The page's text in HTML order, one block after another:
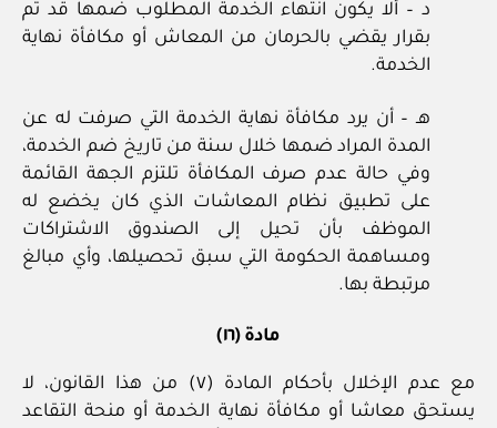
د – ألا يكون انتهاء الخدمة المطلوب ضمها قد تم
بقرار يقضي بالحرمان من المعاش أو مكافأة نهاية
الخدمة.
هـ – أن يرد مكافأة نهاية الخدمة التي صرفت له عن
المدة المراد ضمها خلال سنة من تاريخ ضم الخدمة،
وفي حالة عدم صرف المكافأة تلتزم الجهة القائمة
على تطبيق نظام المعاشات الذي كان يخضع له
الموظف بأن تحيل إلى الصندوق الاشتراكات
ومساهمة الحكومة التي سبق تحصيلها، وأي مبالغ
مرتبطة بها.
مادة (١٦)
مع عدم الإخلال بأحكام المادة (٧) من هذا القانون، لا
يستحق معاشا أو مكافأة نهاية الخدمة أو منحة التقاعد